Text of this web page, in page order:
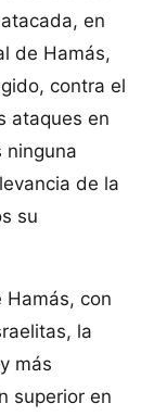
en
de Hamás,
contra el
ataques en
ninguna
de la
su
Hamás, con
la
más
superior en